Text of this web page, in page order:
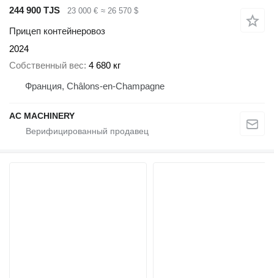
244 900 TJS
23 000 € ≈ 26 570 $
Прицеп контейнеровоз
2024
Собственный вес 4 680 кг
Франция, Châlons-en-Champagne
AC MACHINERY